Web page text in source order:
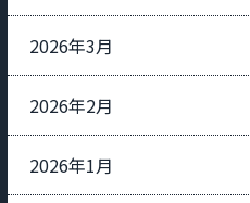
2026年3月
2026年2月
2026年1月